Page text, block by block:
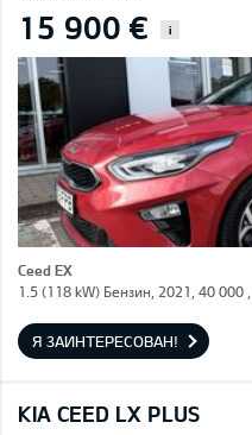
15 900 € i
Ceed EX
1.5 (118 kW) Бензин, 2021, 40 000
Я ЗАИНТЕРЕСОВАН!
KIA CEED LX PLUS